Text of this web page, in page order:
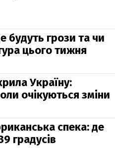
будуть грози та чи
цього тижня
Україну:
очікуються зміни
спека: де
градусів